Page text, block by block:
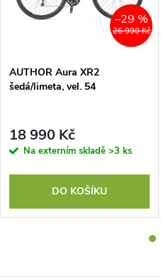
26 990 Kč
–29 %
AUTHOR Aura XR2
šedá/limeta, vel. 54
18 990 Kč
Na externím skladě >3 ks
DO KOŠÍKU